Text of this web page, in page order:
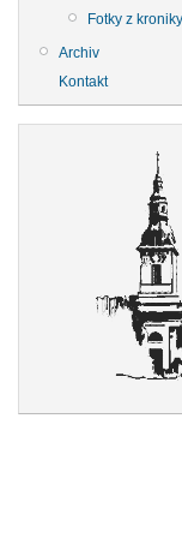
Fotky z kroniky
Archiv
Kontakt